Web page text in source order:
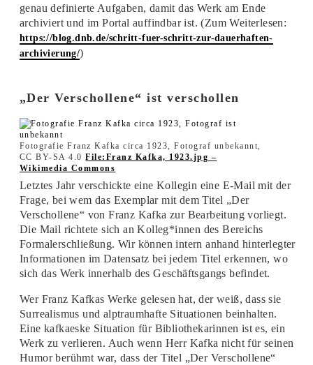
genau definierte Aufgaben, damit das Werk am Ende
archiviert und im Portal auffindbar ist. (Zum Weiterlesen:
https://blog.dnb.de/schritt-fuer-schritt-zur-dauerhaften-
archivierung/)
„Der Verschollene“ ist verschollen
Fotografie Franz Kafka circa 1923, Fotograf unbekannt,
CC BY-SA 4.0File:Franz Kafka, 1923.jpg –
Wikimedia Commons
Letztes Jahr verschickte eine Kollegin eine E-Mail mit der
Frage, bei wem das Exemplar mit dem Titel „Der
Verschollene“ von Franz Kafka zur Bearbeitung vorliegt.
Die Mail richtete sich an Kolleg*innen des Bereichs
Formalerschließung. Wir können intern anhand hinterlegter
Informationen im Datensatz bei jedem Titel erkennen, wo
sich das Werk innerhalb des Geschäftsgangs befindet.
Wer Franz Kafkas Werke gelesen hat, der weiß, dass sie
Surrealismus und alptraumhafte Situationen beinhalten.
Eine kafkaeske Situation für Bibliothekarinnen ist es, ein
Werk zu verlieren. Auch wenn Herr Kafka nicht für seinen
Humor berühmt war, dass der Titel „Der Verschollene“